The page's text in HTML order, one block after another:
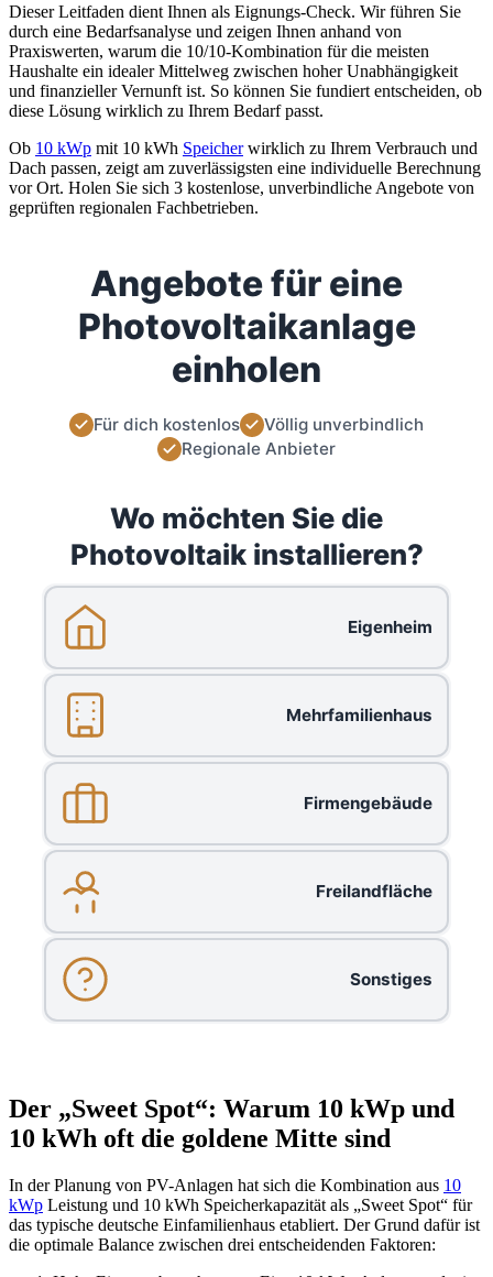
Dieser Leitfaden dient Ihnen als Eignungs-Check. Wir führen Sie
durch eine Bedarfsanalyse und zeigen Ihnen anhand von
Praxiswerten, warum die 10/10-Kombination für die meisten
Haushalte ein idealer Mittelweg zwischen hoher Unabhängigkeit
und finanzieller Vernunft ist. So können Sie fundiert entscheiden, ob
diese Lösung wirklich zu Ihrem Bedarf passt.
Ob 10 kWp mit 10 kWh Speicherwirklich zu Ihrem Verbrauch und
Dach passen, zeigt am zuverlässigsten eine individuelle Berechnung
vor Ort. Holen Sie sich 3 kostenlose, unverbindliche Angebote von
geprüften regionalen Fachbetrieben.
Angebote für eine
Photovoltaikanlage
einholen
Für dich kostenlos
Völlig unverbindlich
Regionale Anbieter
Wo möchten Sie die
Photovoltaik installieren?
Eigenheim
Mehrfamilienhaus
Firmengebäude
Freilandfläche
Sonstiges
Der „Sweet Spot“: Warum 10 kWp und
10 kWh oft die goldene Mitte sind
In der Planung von PV-Anlagen hat sich die Kombination aus 10
kWp Leistung und 10 kWh Speicherkapazität als „Sweet Spot“ für
das typische deutsche Einfamilienhaus etabliert. Der Grund dafür ist
die optimale Balance zwischen drei entscheidenden Faktoren: